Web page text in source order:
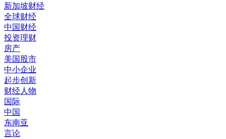
新加坡财经
全球财经
中国财经
投资理财
房产
美国股市
中小企业
起步创新
财经人物
国际
中国
东南亚
言论